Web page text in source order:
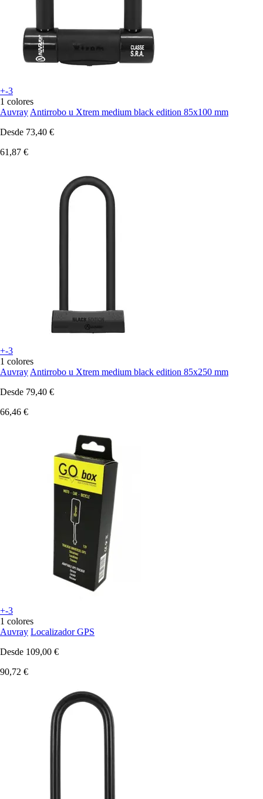
+-3
1 colores
Auvray Antirrobo u Xtrem medium black edition 85x100 mm
Desde 73,40 €
61,87 €
+-3
1 colores
Auvray Antirrobo u Xtrem medium black edition 85x250 mm
Desde 79,40 €
66,46 €
+-3
1 colores
Auvray Localizador GPS
Desde 109,00 €
90,72 €